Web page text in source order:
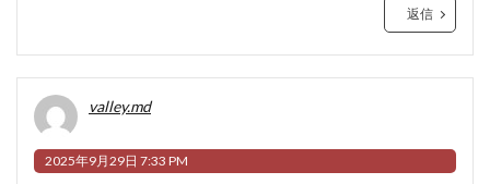
返信
valley.md
2025年9月29日 7:33 PM